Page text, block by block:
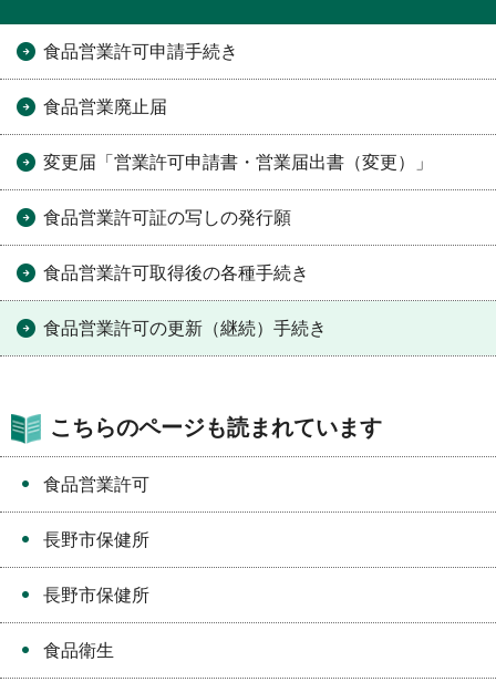
食品営業許可申請手続き
食品営業廃止届
変更届「営業許可申請書・営業届出書（変更）」
食品営業許可証の写しの発行願
食品営業許可取得後の各種手続き
食品営業許可の更新（継続）手続き
こちらのページも読まれています
食品営業許可
長野市保健所
長野市保健所
食品衛生